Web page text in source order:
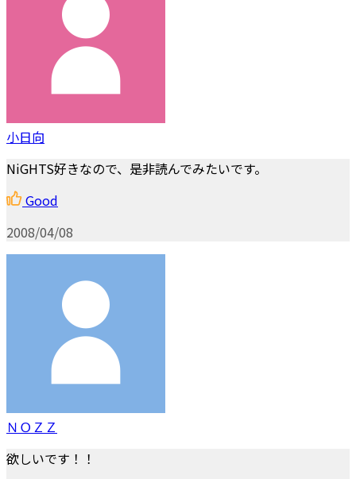
小日向
NiGHTS好きなので、是非読んでみたいです。
Good
2008/04/08
ＮＯＺＺ
欲しいです！！